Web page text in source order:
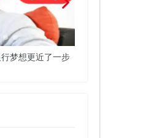
梦想更近了一步